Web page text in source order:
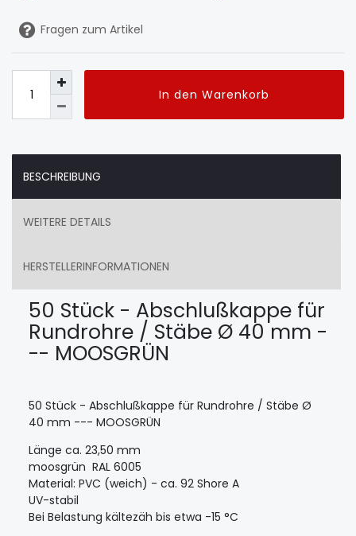
Fragen zum Artikel
In den Warenkorb
BESCHREIBUNG
WEITERE DETAILS
HERSTELLERINFORMATIONEN
50 Stück - Abschlußkappe für
Rundrohre / Stäbe Ø 40 mm -
-- MOOSGRÜN
50 Stück - Abschlußkappe für Rundrohre / Stäbe Ø
40 mm --- MOOSGRÜN
Länge ca. 23,50 mm
moosgrün RAL 6005
Material: PVC (weich) - ca. 92 Shore A
UV-stabil
Bei Belastung kältezäh bis etwa -15 °C